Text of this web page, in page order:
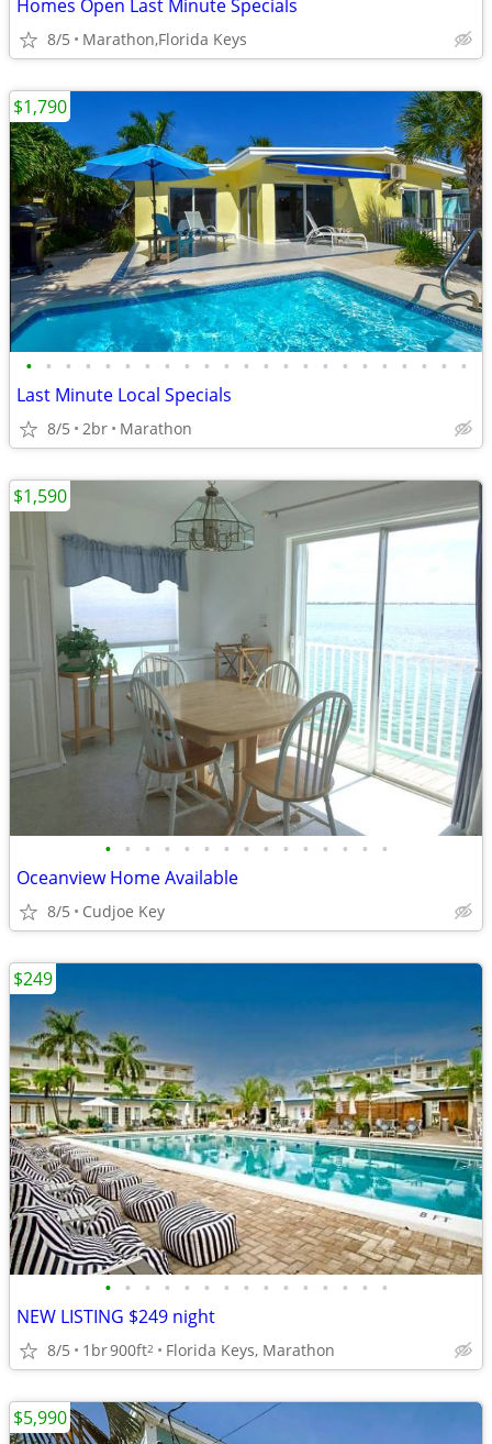
Homes Open Last Minute Specials
8/5 Marathon,Florida Keys
• • • • • • • • • • • • • • • • • • • • • • •
Last Minute Local Specials
8/5 2br Marathon
$1,790
• • • • • • • • • • • • • • •
Oceanview Home Available
8/5 Cudjoe Key
$1,590
• • • • • • • • • • • • • • •
NEW LISTING $249 night
8/5 1br900ft2 Florida Keys, Marathon
$249
$5,990